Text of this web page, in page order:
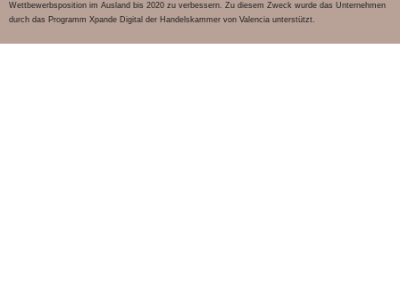
Wettbewerbsposition im Ausland bis 2020 zu verbessern. Zu diesem Zweck wurde das Unternehmen
durch das Programm Xpande Digital der Handelskammer von Valencia unterstützt.